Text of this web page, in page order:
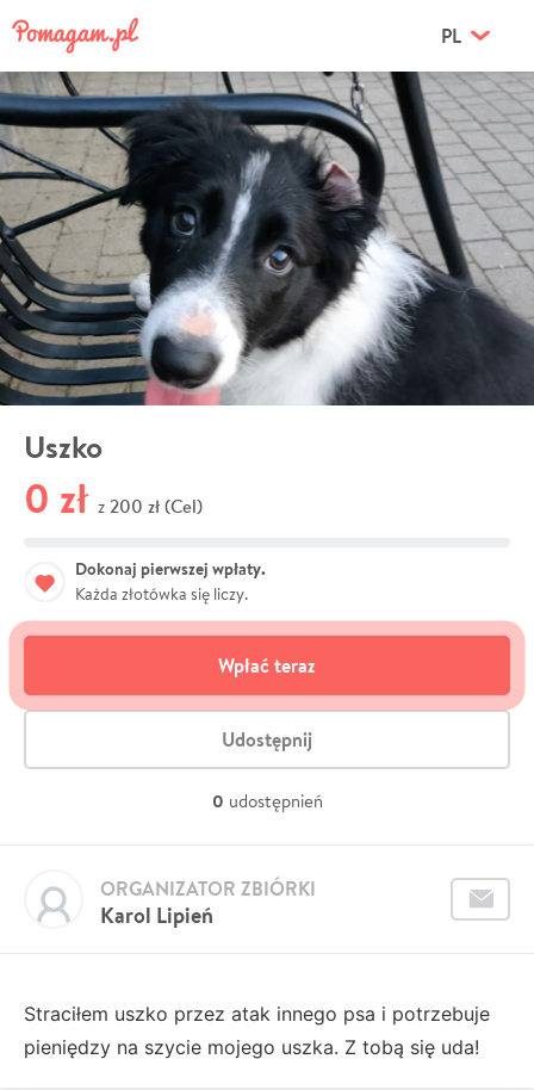
PL
Uszko
0 zł z 200 zł (Cel)
Dokonaj pierwszej wpłaty.
Każda złotówka się liczy.
Wpłać teraz
Udostępnij
0 udostępnień
Karol Lipień
ORGANIZATOR ZBIÓRKI
Straciłem uszko przez atak innego psa i potrzebuje
pieniędzy na szycie mojego uszka. Z tobą się uda!